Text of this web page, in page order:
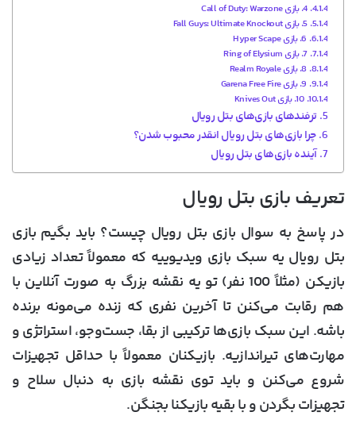
4. بازی Call of Duty: Warzone
5. بازی Fall Guys: Ultimate Knockout
6. بازی Hyper Scape
7. بازی Ring of Elysium
8. بازی Realm Royale
9. بازی Garena Free Fire
10. بازی Knives Out
ترفندهای بازی‌های بتل رویال
چرا بازی‌های بتل رویال انقدر محبوب شدن؟
آینده بازی‌های بتل رویال
تعریف بازی بتل رویال
در پاسخ به سوال بازی بتل رویال چیست؟ باید بگیم بازی
بتل رویال یه سبک بازی ویدیوییه که معمولاً تعداد زیادی
بازیکن (مثلاً 100 نفر) تو یه نقشه بزرگ به صورت آنلاین با
هم رقابت می‌کنن تا آخرین نفری که زنده می‌مونه برنده
باشه. این سبک بازی‌ها ترکیبی از بقا، جست‌وجو، استراتژی و
مهارت‌های تیراندازیه. بازیکنان معمولاً با حداقل تجهیزات
شروع می‌کنن و باید توی نقشه بازی به دنبال سلاح و
تجهیزات بگردن و با بقیه بازیکنا بجنگن.